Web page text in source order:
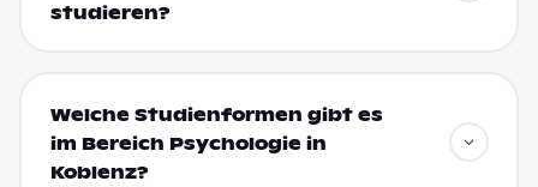
studieren?
Welche Studienformen gibt es
im Bereich Psychologie in
Koblenz?